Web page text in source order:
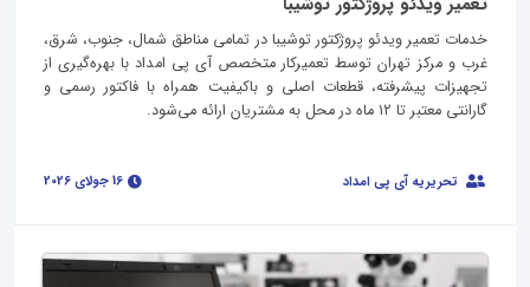
خدمات تعمیر ویدئو پروژکتور توشیبا در تمامی مناطق شمال، جنوب، شرق،
غرب و مرکز تهران توسط تعمیرکار متخصص آی پی امداد با بهره‌گیری از
تجهیزات پیشرفته، قطعات اصلی و باکیفیت همراه با فاکتور رسمی و
گارانتی معتبر تا ۱۲ ماه در محل به مشتریان ارائه می‌شود.
تحریریه آی پی امداد